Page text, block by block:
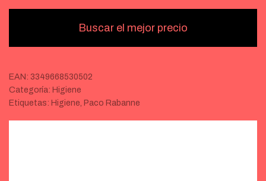
Buscar el mejor precio
EAN: 3349668530502
Categoría: Higiene
Etiquetas: Higiene, Paco Rabanne